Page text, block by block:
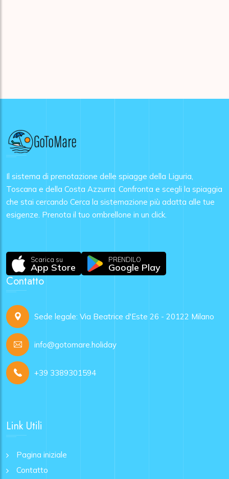
Il sistema di prenotazione delle spiagge della Liguria,
Toscana e della Costa Azzurra. Confronta e scegli la spiaggia
che stai cercando Cerca la sistemazione più adatta alle tue
esigenze. Prenota il tuo ombrellone in un click.
Scarica su
App Store
PRENDILO
Google Play
Contatto
Sede legale: Via Beatrice d'Este 26 - 20122 Milano
info@gotomare.holiday
+39 3389301594
Link Utili
Pagina iniziale
Contatto